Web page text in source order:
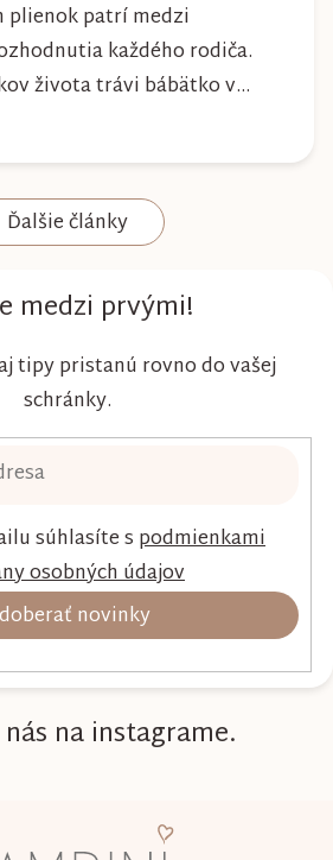
plienok patrí medzi
každého rodiča.
života trávi bábätko v
preto by mala poskytovať
ochranu, ale aj maximálny
k citlivej pokožke. Plienky
vyvinuté s dôrazom na
Ďalšie články
medzi prvými!
tipy pristanú rovno do vašej
schránky.
súhlasíte s podmienkami
osobných údajov
novinky
na instagrame.